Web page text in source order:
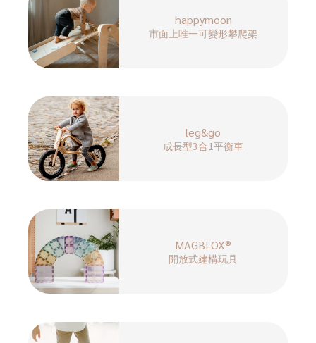
happymoon
市面上唯一可變形攀爬架
leg&go
成長型3合1平衡車
MAGBLOX®
開放式建構玩具